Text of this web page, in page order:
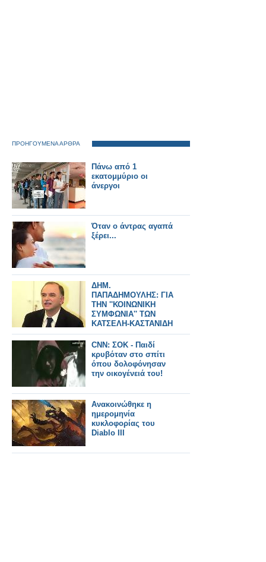
ΠΡΟΗΓΟΥΜΕΝΑ ΑΡΘΡΑ
Πάνω από 1
εκατομμύριο οι
άνεργοι
Όταν ο άντρας αγαπά
ξέρει...
ΔΗΜ.
ΠΑΠΑΔΗΜΟΥΛΗΣ: ΓΙΑ
ΤΗΝ ''ΚΟΙΝΩΝΙΚΗ
ΣΥΜΦΩΝΙΑ'' ΤΩΝ
ΚΑΤΣΕΛΗ-ΚΑΣΤΑΝΙΔΗ
CNN: ΣΟΚ - Παιδί
κρυβόταν στο σπίτι
όπου δολοφόνησαν
την οικογένειά του!
Ανακοινώθηκε η
ημερομηνία
κυκλοφορίας του
Diablo III